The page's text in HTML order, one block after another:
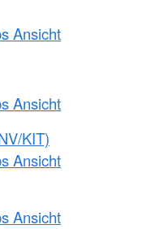
Ansicht
Ansicht
KIT)
Ansicht
Ansicht